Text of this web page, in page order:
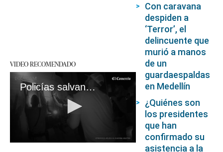
VIDEO RECOMENDADO
Policías salvan a varios niños y a su abuela de un incendio
Con caravana
despiden a
‘Terror’, el
delincuente que
murió a manos
de un
guardaespaldas
en Medellín
¿Quiénes son
los presidentes
que han
confirmado su
asistencia a la